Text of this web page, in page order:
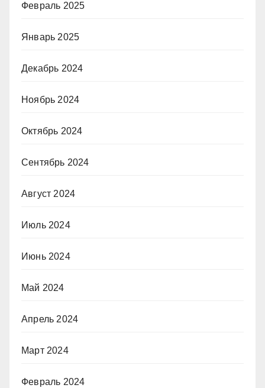
Февраль 2025
Январь 2025
Декабрь 2024
Ноябрь 2024
Октябрь 2024
Сентябрь 2024
Август 2024
Июль 2024
Июнь 2024
Май 2024
Апрель 2024
Март 2024
Февраль 2024